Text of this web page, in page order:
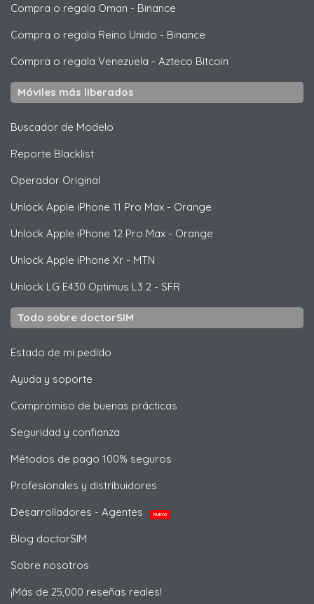
Compra o regala Oman - Binance
Compra o regala Reino Unido - Binance
Compra o regala Venezuela - Azteco Bitcoin
Móviles más liberados
Buscador de Modelo
Reporte Blacklist
Operador Original
Unlock Apple iPhone 11 Pro Max - Orange
Unlock Apple iPhone 12 Pro Max - Orange
Unlock Apple iPhone Xr - MTN
Unlock LG E430 Optimus L3 2 - SFR
Todo sobre doctorSIM
Estado de mi pedido
Ayuda y soporte
Compromiso de buenas prácticas
Seguridad y confianza
Métodos de pago 100% seguros
Profesionales y distribuidores
Desarrolladores - Agentes
NUEVO
Blog doctorSIM
Sobre nosotros
¡Más de 25,000 reseñas reales!